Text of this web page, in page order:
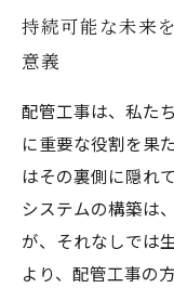
持続可能な未来
意義
配管工事は、私た
に重要な役割を果
はその裏側に隠れ
システムの構築は
が、それなしでは
より、配管工事の